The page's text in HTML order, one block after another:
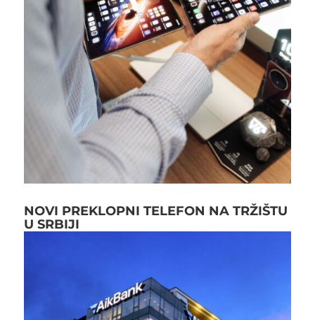
NOVI PREKLOPNI TELEFON NA TRŽIŠTU
U SRBIJI